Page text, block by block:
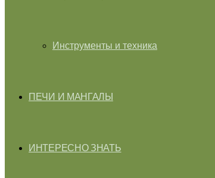
Инструменты и техника
ПЕЧИ И МАНГАЛЫ
ИНТЕРЕСНО ЗНАТЬ